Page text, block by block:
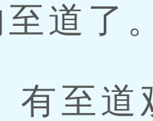
至道了
至道